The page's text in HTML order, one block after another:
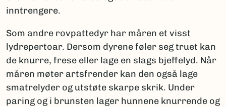
inntrengere.
Som andre rovpattedyr har måren et visst
lydrepertoar. Dersom dyrene føler seg truet kan
de knurre, frese eller lage en slags bjeffelyd. Når
måren møter artsfrender kan den også lage
smatrelyder og utstøte skarpe skrik. Under
paring og i brunsten lager hunnene knurrende og